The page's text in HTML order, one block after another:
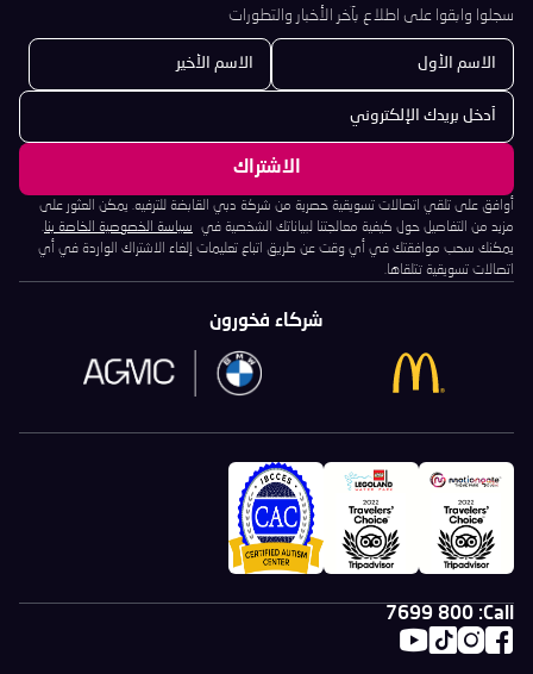
سجلوا وابقوا على اطلاع بآخر الأخبار والتطورات
أوافق على تلقي اتصالات تسويقية حصرية من شركة دبي القابضة للترفيه. يمكن العثور على
مزيد من التفاصيل حول كيفية معالجتنا لبياناتك الشخصية في
سياسة الخصوصية الخاصة بنا.
يمكنك سحب موافقتك في أي وقت عن طريق اتباع تعليمات إلغاء الاشتراك الواردة في أي
اتصالات تسويقية تتلقاها.
Call:
800 7699
شركاء فخورون